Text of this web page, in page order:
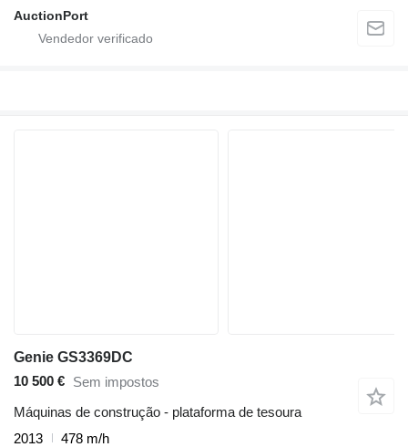
AuctionPort
Genie GS3369DC
10 500 € Sem impostos
Máquinas de construção - plataforma de tesoura
2013
478 m/h